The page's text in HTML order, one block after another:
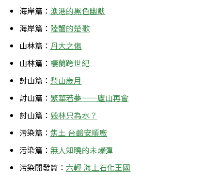
海岸篇： 漁港的黑色幽默
海岸篇： 陸蟹的楚歌
山林篇： 丹大之傷
山林篇： 棲蘭跨世紀
討山篇： 梨山歲月
討山篇： 繁華若夢——廬山再會
討山篇： 毀林只為水？
污染篇： 焦土 台鹼安順廠
污染篇： 無人知曉的未爆彈
污染開發篇： 六輕 海上石化王國